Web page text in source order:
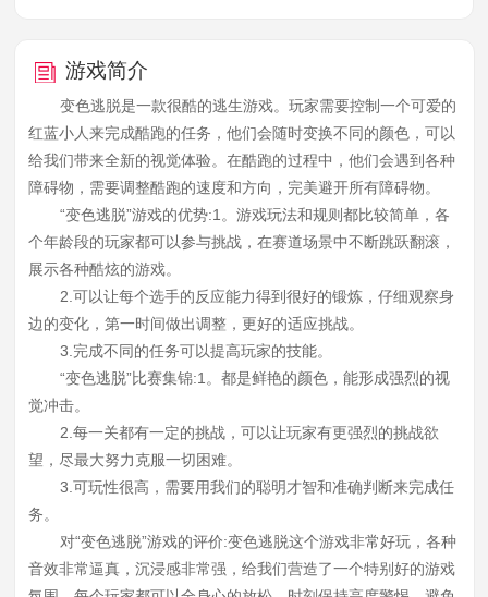
游戏简介
变色逃脱是一款很酷的逃生游戏。玩家需要控制一个可爱的
红蓝小人来完成酷跑的任务，他们会随时变换不同的颜色，可以
给我们带来全新的视觉体验。在酷跑的过程中，他们会遇到各种
障碍物，需要调整酷跑的速度和方向，完美避开所有障碍物。
“变色逃脱”游戏的优势:1。游戏玩法和规则都比较简单，各
个年龄段的玩家都可以参与挑战，在赛道场景中不断跳跃翻滚，
展示各种酷炫的游戏。
2.可以让每个选手的反应能力得到很好的锻炼，仔细观察身
边的变化，第一时间做出调整，更好的适应挑战。
3.完成不同的任务可以提高玩家的技能。
“变色逃脱”比赛集锦:1。都是鲜艳的颜色，能形成强烈的视
觉冲击。
2.每一关都有一定的挑战，可以让玩家有更强烈的挑战欲
望，尽最大努力克服一切困难。
3.可玩性很高，需要用我们的聪明才智和准确判断来完成任
务。
对“变色逃脱”游戏的评价:变色逃脱这个游戏非常好玩，各种
音效非常逼真，沉浸感非常强，给我们营造了一个特别好的游戏